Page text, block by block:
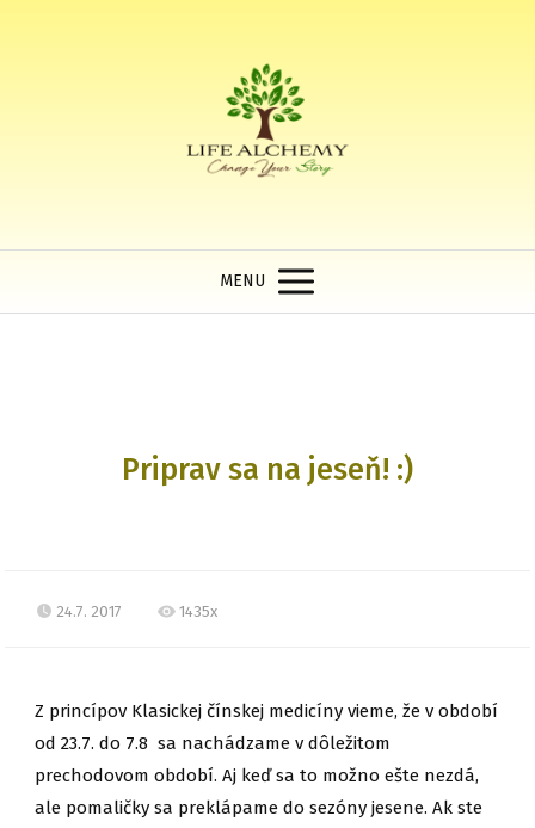
MENU
Priprav sa na jeseň! :)
24.7. 2017 1435x
Z princípov Klasickej čínskej medicíny vieme, že v období
od 23.7. do 7.8 sa nachádzame v dôležitom
prechodovom období. Aj keď sa to možno ešte nezdá,
ale pomaličky sa preklápame do sezóny jesene. Ak ste